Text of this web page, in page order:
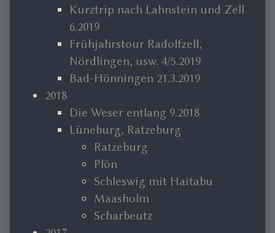
Kurztrip nach Lahnstein und Zell
6.2019
Frühjahrstour Radolfzell,
Nördlingen, usw. 4/5.2019
Bad-Hönningen 21.3.2019
2018
Die Weser entlang 9.2018
Lüneburg, Ratzeburg
Ratzeburg
Plön
Schleswig mit Haitabu
Maasholm
Scharbeutz